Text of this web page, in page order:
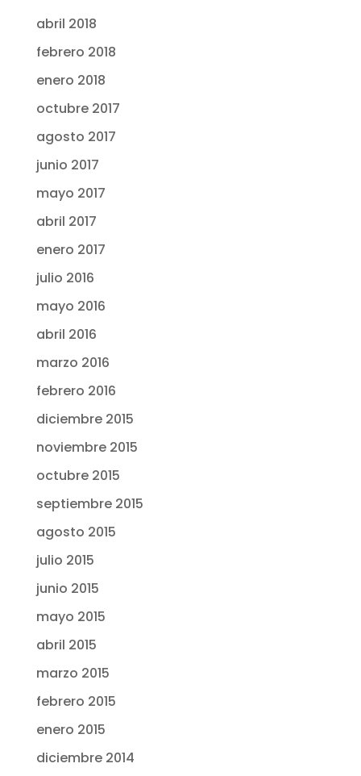
abril 2018
febrero 2018
enero 2018
octubre 2017
agosto 2017
junio 2017
mayo 2017
abril 2017
enero 2017
julio 2016
mayo 2016
abril 2016
marzo 2016
febrero 2016
diciembre 2015
noviembre 2015
octubre 2015
septiembre 2015
agosto 2015
julio 2015
junio 2015
mayo 2015
abril 2015
marzo 2015
febrero 2015
enero 2015
diciembre 2014